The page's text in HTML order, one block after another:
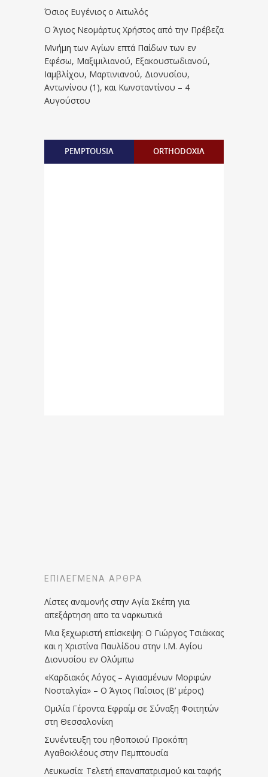
Όσιος Ευγένιος ο Αιτωλός
Ο Άγιος Νεομάρτυς Χρήστος από την Πρέβεζα
Μνήμη των Aγίων επτά Παίδων των εν
Eφέσω, Mαξιμιλιανού, Eξακουστωδιανού,
Iαμβλίχου, Mαρτινιανού, Διονυσίου,
Aντωνίνου (1), και Kωνσταντίνου – 4
Αυγούστου
PEMPTOUSIA ORTHODOXIA
ΕΠΙΛΕΓΜΈΝΑ ΆΡΘΡΑ
Λίστες αναμονής στην Αγία Σκέπη για
απεξάρτηση απο τα ναρκωτικά
Μια ξεχωριστή επίσκεψη: Ο Γιώργος Τσιάκκας
και η Χριστίνα Παυλίδου στην Ι.Μ. Αγίου
Διονυσίου εν Ολύμπω
«Καρδιακός Λόγος – Αγιασμένων Μορφών
Νοσταλγία» – Ο Άγιος Παΐσιος (Β’ μέρος)
Ομιλία Γέροντα Εφραίμ σε Σύναξη Φοιτητών
στη Θεσσαλονίκη
Συνέντευξη του ηθοποιού Προκόπη
Αγαθοκλέους στην Πεμπτουσία
Λευκωσία: Τελετή επαναπατρισμού και ταφής